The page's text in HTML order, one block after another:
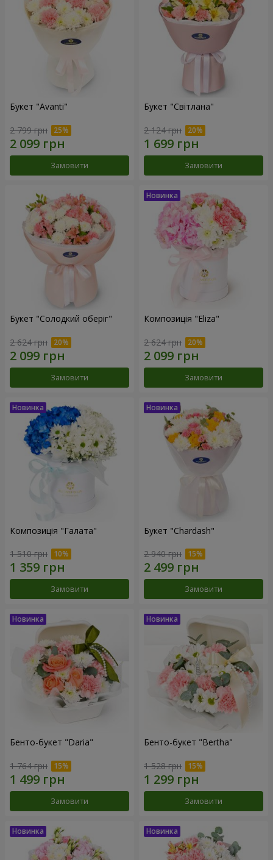
Букет "Avanti"
2 799 грн
Замовити
Букет "Світлана"
2 124 грн
Замовити
Букет "Солодкий оберіг"
2 624 грн
Замовити
Композиція "Eliza"
2 624 грн
Замовити
Композиція "Галата"
1 510 грн
Замовити
Букет "Chardash"
2 940 грн
Замовити
Бенто-букет "Daria"
1 764 грн
Замовити
Бенто-букет "Bertha"
1 528 грн
Замовити